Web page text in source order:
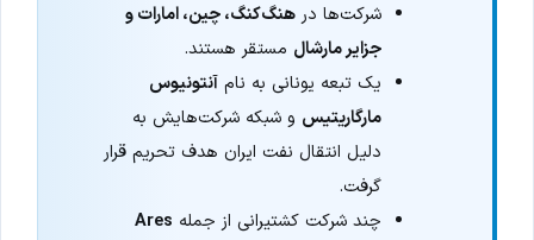
شرکت‌ها درهنگ‌کنگ، چین، امارات و
جزایر مارشال مستقر هستند.
یک تبعه یونانی به نامآنتونیوس
مارگاریتیس و شبکه شرکت‌هایش به
دلیل انتقال نفت ایران هدف تحریم قرار
گرفت.
چند شرکت کشتیرانی از جمله Ares